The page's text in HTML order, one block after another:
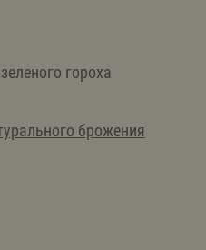
гороха
брожения